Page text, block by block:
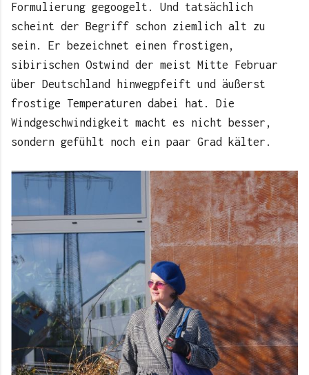
Formulierung gegoogelt. Und tatsächlich
scheint der Begriff schon ziemlich alt zu
sein. Er bezeichnet einen frostigen,
sibirischen Ostwind der meist Mitte Februar
über Deutschland hinwegpfeift und äußerst
frostige Temperaturen dabei hat. Die
Windgeschwindigkeit macht es nicht besser,
sondern gefühlt noch ein paar Grad kälter.